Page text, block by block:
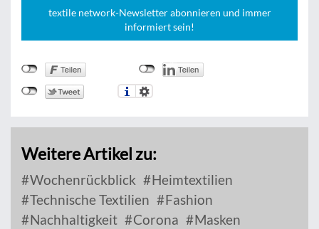
textile network-Newsletter abonnieren und immer
informiert sein!
Weitere Artikel zu:
Wochenrückblick
Heimtextilien
Technische Textilien
Fashion
Nachhaltigkeit
Corona
Masken